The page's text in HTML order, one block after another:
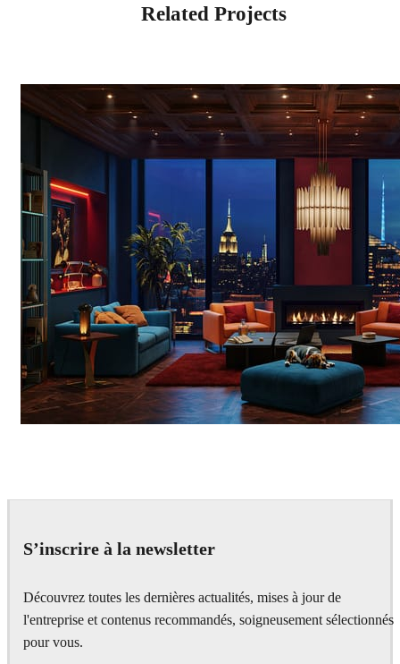
Related Projects
S’inscrire à la newsletter
Découvrez toutes les dernières actualités, mises à jour de
l'entreprise et contenus recommandés, soigneusement sélectionnés
pour vous.